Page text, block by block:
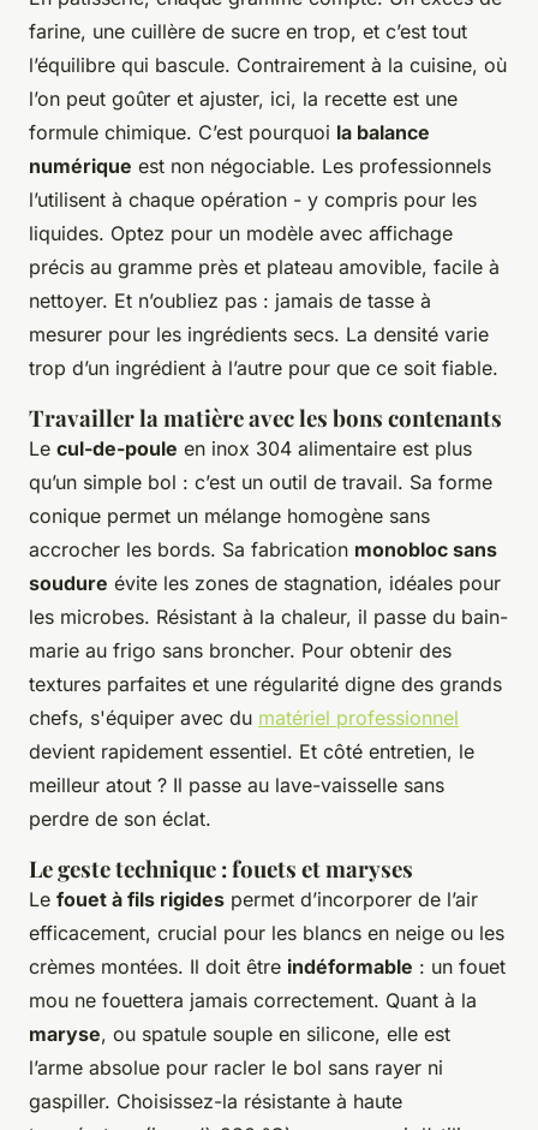
farine, une cuillère de sucre en trop, et c’est tout
l’équilibre qui bascule. Contrairement à la cuisine, où
l’on peut goûter et ajuster, ici, la recette est une
formule chimique. C’est pourquoi la balance
numérique est non négociable. Les professionnels
l’utilisent à chaque opération - y compris pour les
liquides. Optez pour un modèle avec affichage
précis au gramme près et plateau amovible, facile à
nettoyer. Et n’oubliez pas : jamais de tasse à
mesurer pour les ingrédients secs. La densité varie
trop d’un ingrédient à l’autre pour que ce soit fiable.
Travailler la matière avec les bons contenants
Le cul-de-poule en inox 304 alimentaire est plus
qu’un simple bol : c’est un outil de travail. Sa forme
conique permet un mélange homogène sans
accrocher les bords. Sa fabrication monobloc sans
soudure évite les zones de stagnation, idéales pour
les microbes. Résistant à la chaleur, il passe du bain-
marie au frigo sans broncher. Pour obtenir des
textures parfaites et une régularité digne des grands
chefs, s'équiper avec du matériel professionnel
devient rapidement essentiel. Et côté entretien, le
meilleur atout ? Il passe au lave-vaisselle sans
perdre de son éclat.
Le geste technique : fouets et maryses
Le fouet à fils rigides permet d’incorporer de l’air
efficacement, crucial pour les blancs en neige ou les
crèmes montées. Il doit être indéformable : un fouet
mou ne fouettera jamais correctement. Quant à la
maryse, ou spatule souple en silicone, elle est
l’arme absolue pour racler le bol sans rayer ni
gaspiller. Choisissez-la résistante à haute